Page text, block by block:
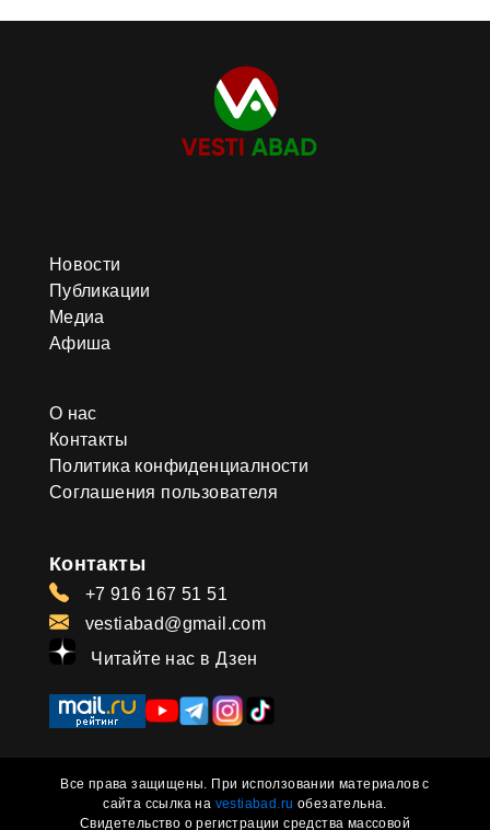
Новости
Публикации
Медиа
Афиша
О нас
Контакты
Политика конфиденциалности
Соглашения пользователя
Контакты
+7 916 167 51 51
vestiabad@gmail.com
Читайте нас в Дзен
Все права защищены. При исползовании материалов с
сайта ссылка на vestiabad.ru обезательна.
Свидетельство о регистрации средства массовой